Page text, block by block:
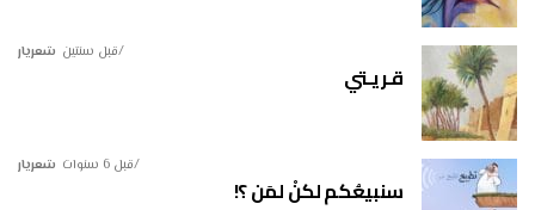
شعريار قبل سنتين
قـريـتي
شعريار قبل 6 سنوات
سنبيعُكم لكنْ لمَن ؟!